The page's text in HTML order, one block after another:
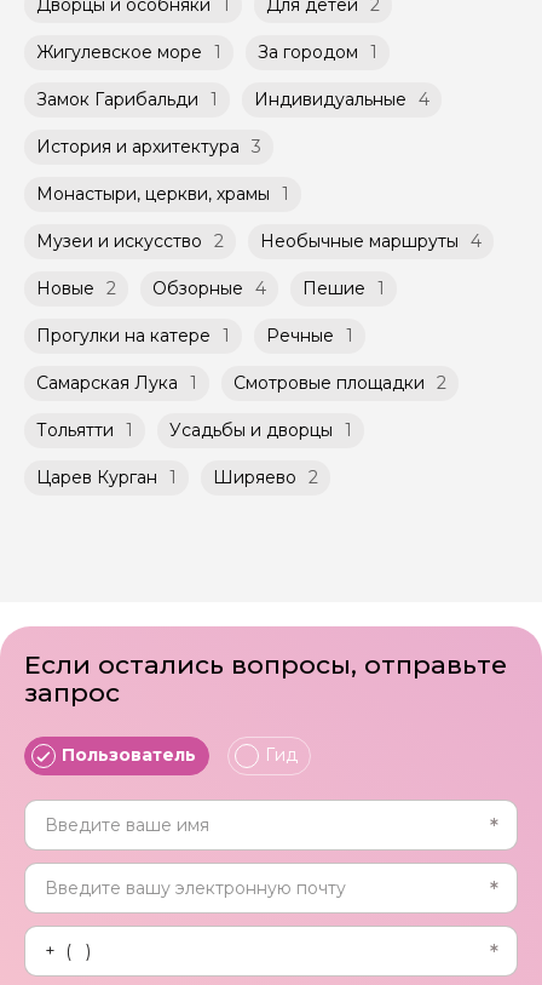
Агрегатором дополнительного соглашения
к Оферте Сервиса.
Способы оплаты на сайте: Картой
российского банка можно оплатить любую
экскурсию.
Мини-группы проводятся на тех же
условиях, что и групповые, но с количество
не более 10 человек)
Дворцы и особняки 1 Для детей 2
Жигулевское море 1 За городом 1
Замок Гарибальди 1 Индивидуальные 4
История и архитектура 3
Монастыри, церкви, храмы 1
Музеи и искусство 2 Необычные маршруты 4
Новые 2 Обзорные 4 Пешие 1
Прогулки на катере 1 Речные 1
Самарская Лука 1 Смотровые площадки 2
Тольятти 1 Усадьбы и дворцы 1
Царев Курган 1 Ширяево 2
Если остались вопросы, отправьте
запрос
Пользователь Гид